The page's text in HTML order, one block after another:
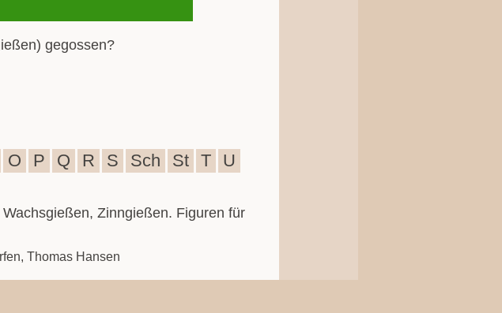
gegossen?
O P Q R S Sch St T
U
Zinngießen. Figuren für
Thomas Hansen